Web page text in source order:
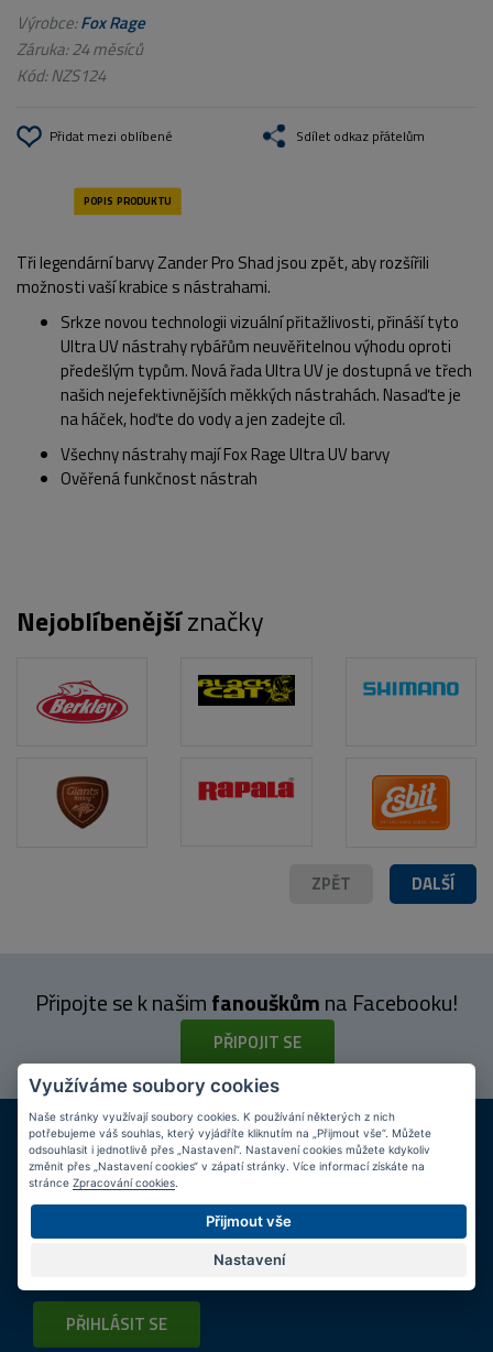
Výrobce:Fox Rage
Záruka: 24 měsíců
Kód:NZS124
Přidat mezi oblíbené Sdílet odkaz přátelům
POPIS PRODUKTU
Tři legendární barvy Zander Pro Shad jsou zpět, aby rozšířili
možnosti vaší krabice s nástrahami.
Srkze novou technologii vizuální přitažlivosti, přináší tyto
Ultra UV nástrahy rybářům neuvěřitelnou výhodu oproti
předešlým typům. Nová řada Ultra UV je dostupná ve třech
našich nejefektivnějších měkkých nástrahách. Nasaďte je
na háček, hoďte do vody a jen zadejte cíl.
Všechny nástrahy mají Fox Rage Ultra UV barvy
Ověřená funkčnost nástrah
Nejoblíbenějšíznačky
DALŠÍ
ZPĚT
Připojte se k našimfanouškůmna Facebooku!
PŘIPOJIT SE
DOPRAVA ZDARMA
Při nákupu nad 2 000 Kč
KAMENNÉ PRODEJNY
Jsme na trhu více než 10 let
Tipyk nákupu
Napište nám svůj e-mail a my vás budeme informovat
o zajímavých nabídkách!
PŘIHLÁSIT SE
Využíváme soubory cookies
Naše stránky využívají soubory cookies. K používání některých z nich
potřebujeme váš souhlas, který vyjádříte kliknutím na „Přijmout vše“. Můžete
odsouhlasit i jednotlivě přes „Nastavení“. Nastavení cookies můžete kdykoliv
změnit přes „Nastavení cookies“ v zápatí stránky. Více informací získáte na
stránce Zpracování cookies
Přijmout vše
Nastavení